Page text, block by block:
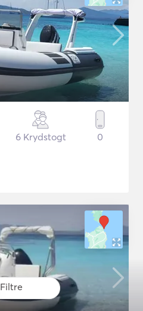
Filtre
6 Krydstogt 0